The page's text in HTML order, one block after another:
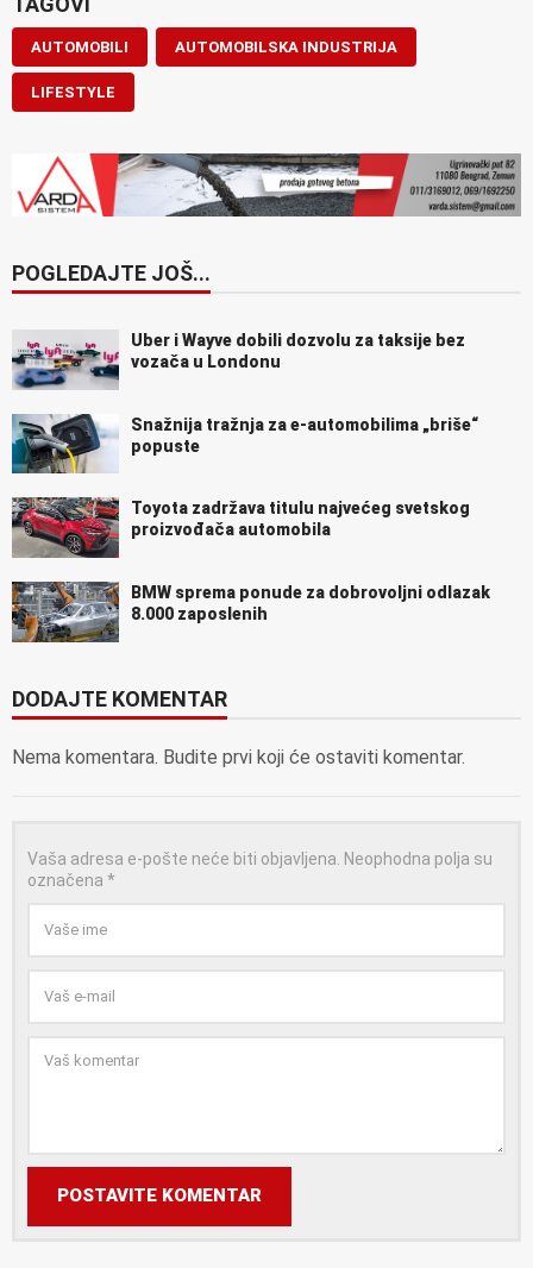
AUTOMOBILI AUTOMOBILSKA INDUSTRIJA
LIFESTYLE
POGLEDAJTE JOŠ...
Uber i Wayve dobili dozvolu za taksije bez
vozača u Londonu
Snažnija tražnja za e-automobilima „briše“
popuste
Toyota zadržava titulu najvećeg svetskog
proizvođača automobila
BMW sprema ponude za dobrovoljni odlazak
8.000 zaposlenih
DODAJTE KOMENTAR
Nema komentara. Budite prvi koji će ostaviti komentar.
Vaša adresa e-pošte neće biti objavljena. Neophodna polja su
označena *
POSTAVITE KOMENTAR